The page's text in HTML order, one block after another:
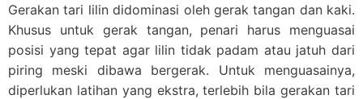
Gerakan tari lilin didominasi oleh gerak tangan dan kaki.
Khusus untuk gerak tangan, penari harus menguasai
posisi yang tepat agar lilin tidak padam atau jatuh dari
piring meski dibawa bergerak. Untuk menguasainya,
diperlukan latihan yang ekstra, terlebih bila gerakan tari